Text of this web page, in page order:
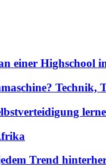
einer Highschool
Technik,
Trend